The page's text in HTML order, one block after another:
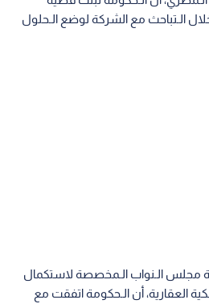
الـتباحث مع الشركة لوضع الـحلول
مجلس الـنواب الـمخصصة لاستكمال
العقارية، أن الـحكومة اتفقت مع